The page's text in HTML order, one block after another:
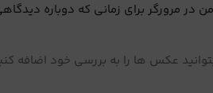
در مرورگر برای زمانی که دوباره
عکس ها را به بررسی خود اضافه